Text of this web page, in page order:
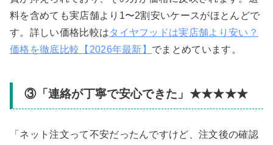
料を含めても実店舗より1〜2割安いケースがほとんどで
す。詳しい価格比較はタイヤフッドは実店舗より安い？
価格を徹底比較【2026年最新】 でまとめています。
③「連絡が丁寧で安心できた」★★★★★
「ネット注文って不安だったんですけど、注文後の確認